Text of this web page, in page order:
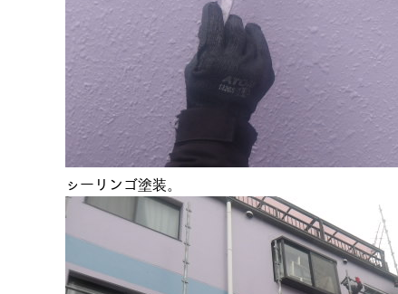
ㇱーリンゴ塗装。